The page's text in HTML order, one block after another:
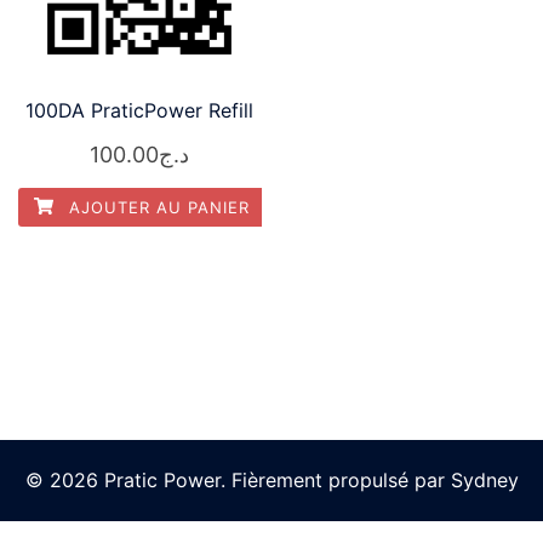
100DA PraticPower Refill
د.ج100.00
AJOUTER AU PANIER
© 2026 Pratic Power. Fièrement propulsé par Sydney